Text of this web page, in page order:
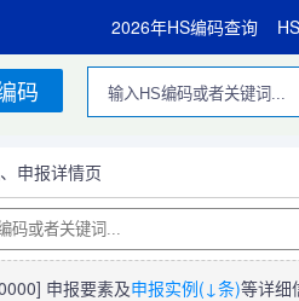
2026年HS编码查询
码
申报详情页
申报要素及申报实例(↓条)等详细